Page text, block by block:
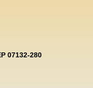
07132-280